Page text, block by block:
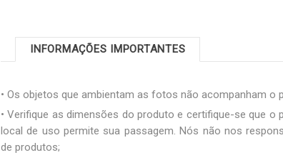
INFORMAÇÕES IMPORTANTES
• Os objetos que ambientam as fotos não acompanham o
• Verifique as dimensões do produto e certifique-se que o
local de uso permite sua passagem. Nós não nos
de produtos;